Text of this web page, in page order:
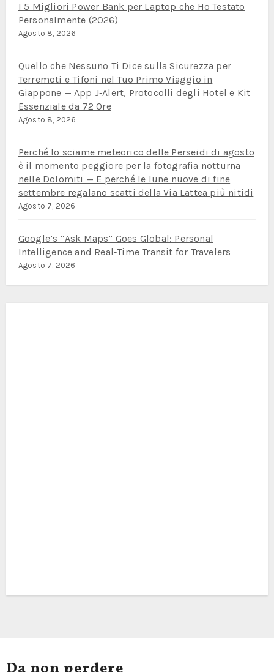
I 5 Migliori Power Bank per Laptop che Ho Testato
Personalmente (2026)
Agosto 8, 2026
Quello che Nessuno Ti Dice sulla Sicurezza per
Terremoti e Tifoni nel Tuo Primo Viaggio in
Giappone — App J‑Alert, Protocolli degli Hotel e Kit
Essenziale da 72 Ore
Agosto 8, 2026
Perché lo sciame meteorico delle Perseidi di agosto
è il momento peggiore per la fotografia notturna
nelle Dolomiti — E perché le lune nuove di fine
settembre regalano scatti della Via Lattea più nitidi
Agosto 7, 2026
Google’s “Ask Maps” Goes Global: Personal
Intelligence and Real‑Time Transit for Travelers
Agosto 7, 2026